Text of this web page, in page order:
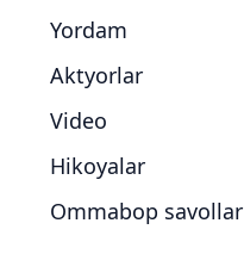
Yordam
Aktyorlar
Video
Hikoyalar
Ommabop savollar